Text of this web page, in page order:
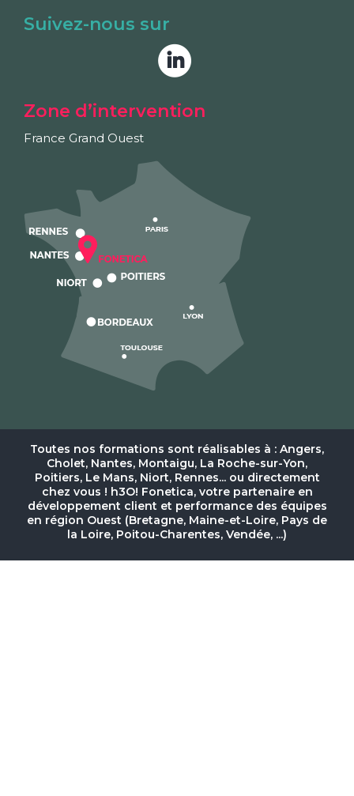
Suivez-nous sur
Zone d’intervention
France Grand Ouest
Toutes nos formations sont réalisables à : Angers,
Cholet, Nantes, Montaigu, La Roche-sur-Yon,
Poitiers, Le Mans, Niort, Rennes... ou directement
chez vous ! h3O! Fonetica, votre partenaire en
développement client et performance des équipes
en région Ouest (Bretagne, Maine-et-Loire, Pays de
la Loire, Poitou-Charentes, Vendée, ...)